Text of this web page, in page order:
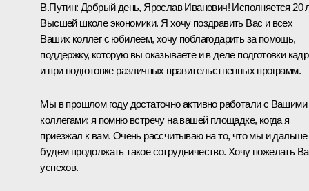
В.Путин: Добрый день, Ярослав Иванович! Исполняется 20
Высшей школе экономики. Я хочу поздравить Вас и всех
Ваших коллег с юбилеем, хочу поблагодарить за помощь,
поддержку, которую вы оказываете и в деле подготовки
и при подготовке различных правительственных программ.
Мы в прошлом году достаточно активно работали с Вашими
коллегами: я помню встречу на вашей площадке, когда я
приезжал к вам. Очень рассчитываю на то, что мы и дальше
будем продолжать такое сотрудничество. Хочу пожелать
успехов.